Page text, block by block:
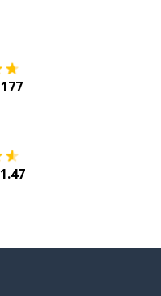
177 ألف تصنيف
1.47 مليون تقييم